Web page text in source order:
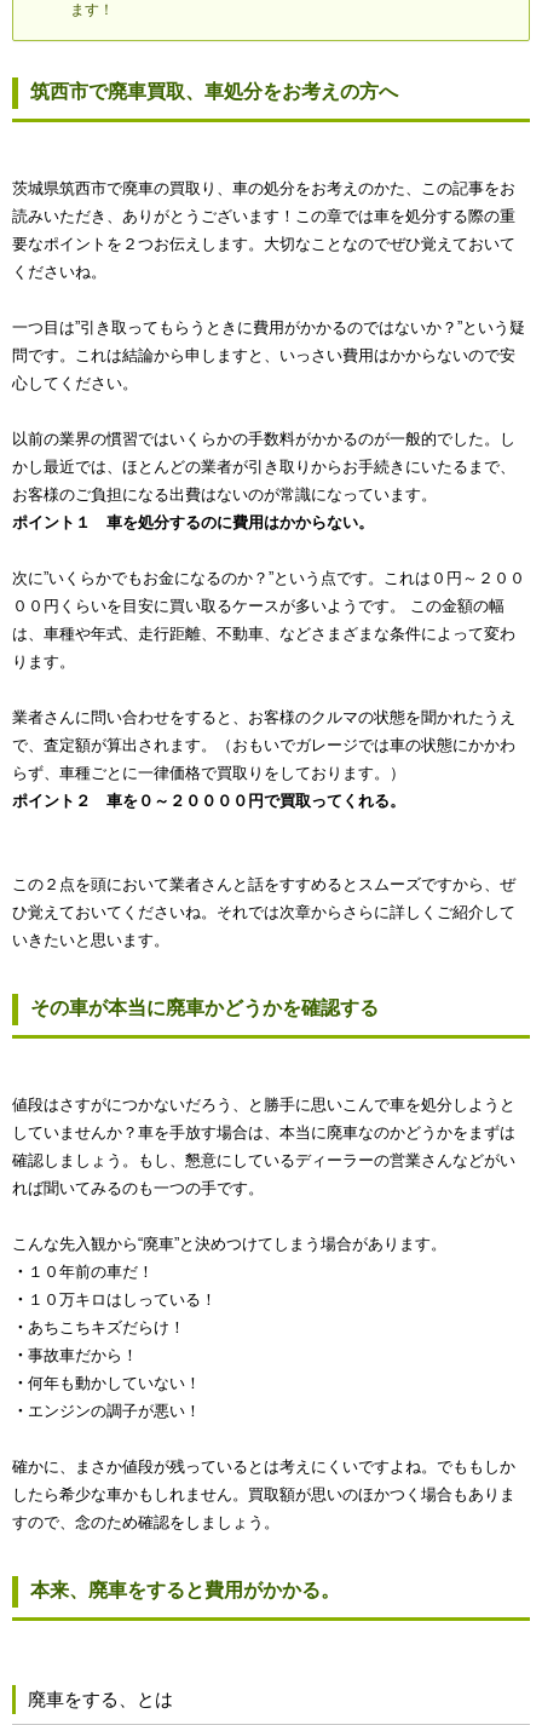
ます！
筑西市で廃車買取、車処分をお考えの方へ
茨城県筑西市で廃車の買取り、車の処分をお考えのかた、この記事をお
読みいただき、ありがとうございます！この章では車を処分する際の重
要なポイントを２つお伝えします。大切なことなのでぜひ覚えておいて
くださいね。
一つ目は”引き取ってもらうときに費用がかかるのではないか？”という疑
問です。これは結論から申しますと、いっさい費用はかからないので安
心してください。
以前の業界の慣習ではいくらかの手数料がかかるのが一般的でした。し
かし最近では、ほとんどの業者が引き取りからお手続きにいたるまで、
お客様のご負担になる出費はないのが常識になっています。
ポイント１ 車を処分するのに費用はかからない。
次に”いくらかでもお金になるのか？”という点です。これは０円～２００
００円くらいを目安に買い取るケースが多いようです。 この金額の幅
は、車種や年式、走行距離、不動車、などさまざまな条件によって変わ
ります。
業者さんに問い合わせをすると、お客様のクルマの状態を聞かれたうえ
で、査定額が算出されます。（おもいでガレージでは車の状態にかかわ
らず、車種ごとに一律価格で買取りをしております。）
ポイント２ 車を０～２００００円で買取ってくれる。
この２点を頭において業者さんと話をすすめるとスムーズですから、ぜ
ひ覚えておいてくださいね。それでは次章からさらに詳しくご紹介して
いきたいと思います。
その車が本当に廃車かどうかを確認する
値段はさすがにつかないだろう、と勝手に思いこんで車を処分しようと
していませんか？車を手放す場合は、本当に廃車なのかどうかをまずは
確認しましょう。もし、懇意にしているディーラーの営業さんなどがい
れば聞いてみるのも一つの手です。
こんな先入観から“廃車”と決めつけてしまう場合があります。
・ １０年前の車だ！
・ １０万キロはしっている！
・ あちこちキズだらけ！
・ 事故車だから！
・ 何年も動かしていない！
・ エンジンの調子が悪い！
確かに、まさか値段が残っているとは考えにくいですよね。でももしか
したら希少な車かもしれません。買取額が思いのほかつく場合もありま
すので、念のため確認をしましょう。
本来、廃車をすると費用がかかる。
廃車をする、とは